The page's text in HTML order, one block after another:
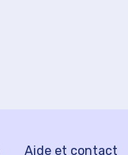
Aide et contact